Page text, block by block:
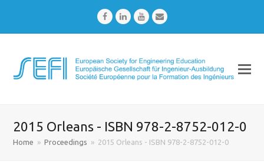
FacebookLinkedInYoutubeEmail
2015 Orleans - ISBN 978-2-8752-012-0
Home » Proceedings » 2015 Orleans - ISBN 978-2-8752-012-0